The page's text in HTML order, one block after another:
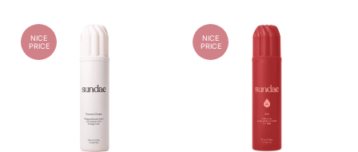
NICE
PRICE
NICE
PRICE